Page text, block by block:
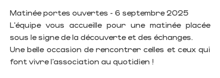
Matinée portes ouvertes - 6 septembre 2025
L’équipe vous accueille pour une matinée placée
sous le signe de la découverte et des échanges.
Une belle occasion de rencontrer celles et ceux qui
font vivre l’association au quotidien !